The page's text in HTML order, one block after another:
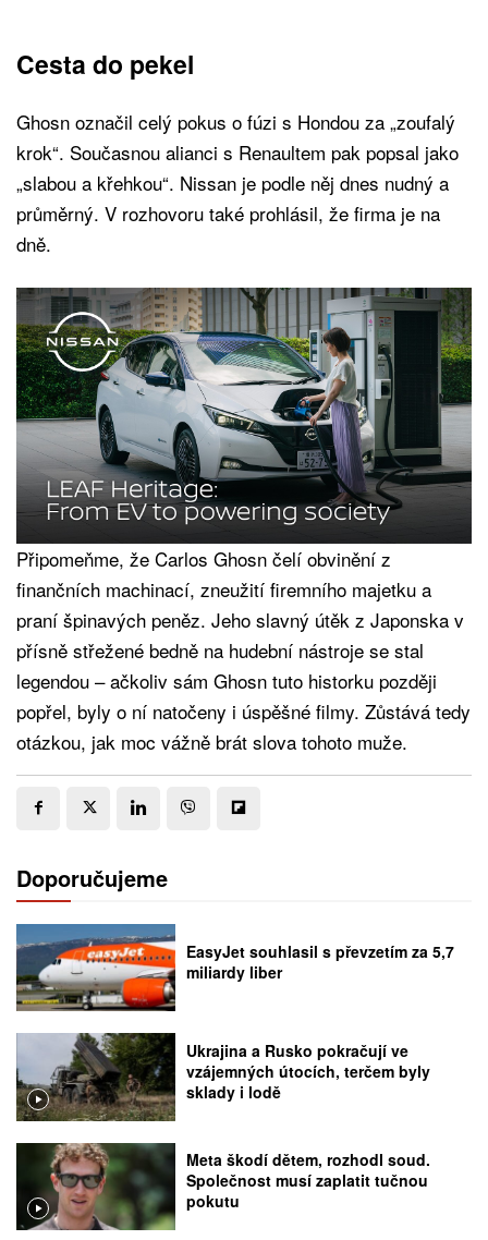
Cesta do pekel
Ghosn označil celý pokus o fúzi s Hondou za „zoufalý
krok“. Současnou alianci s Renaultem pak popsal jako
„slabou a křehkou“. Nissan je podle něj dnes nudný a
průměrný. V rozhovoru také prohlásil, že firma je na
dně.
Připomeňme, že Carlos Ghosn čelí obvinění z
finančních machinací, zneužití firemního majetku a
praní špinavých peněz. Jeho slavný útěk z Japonska v
přísně střežené bedně na hudební nástroje se stal
legendou – ačkoliv sám Ghosn tuto historku později
popřel, byly o ní natočeny i úspěšné filmy. Zůstává tedy
otázkou, jak moc vážně brát slova tohoto muže.
Doporučujeme
EasyJet souhlasil s převzetím za 5,7
miliardy liber
Ukrajina a Rusko pokračují ve
vzájemných útocích, terčem byly
sklady i lodě
Meta škodí dětem, rozhodl soud.
Společnost musí zaplatit tučnou
pokutu